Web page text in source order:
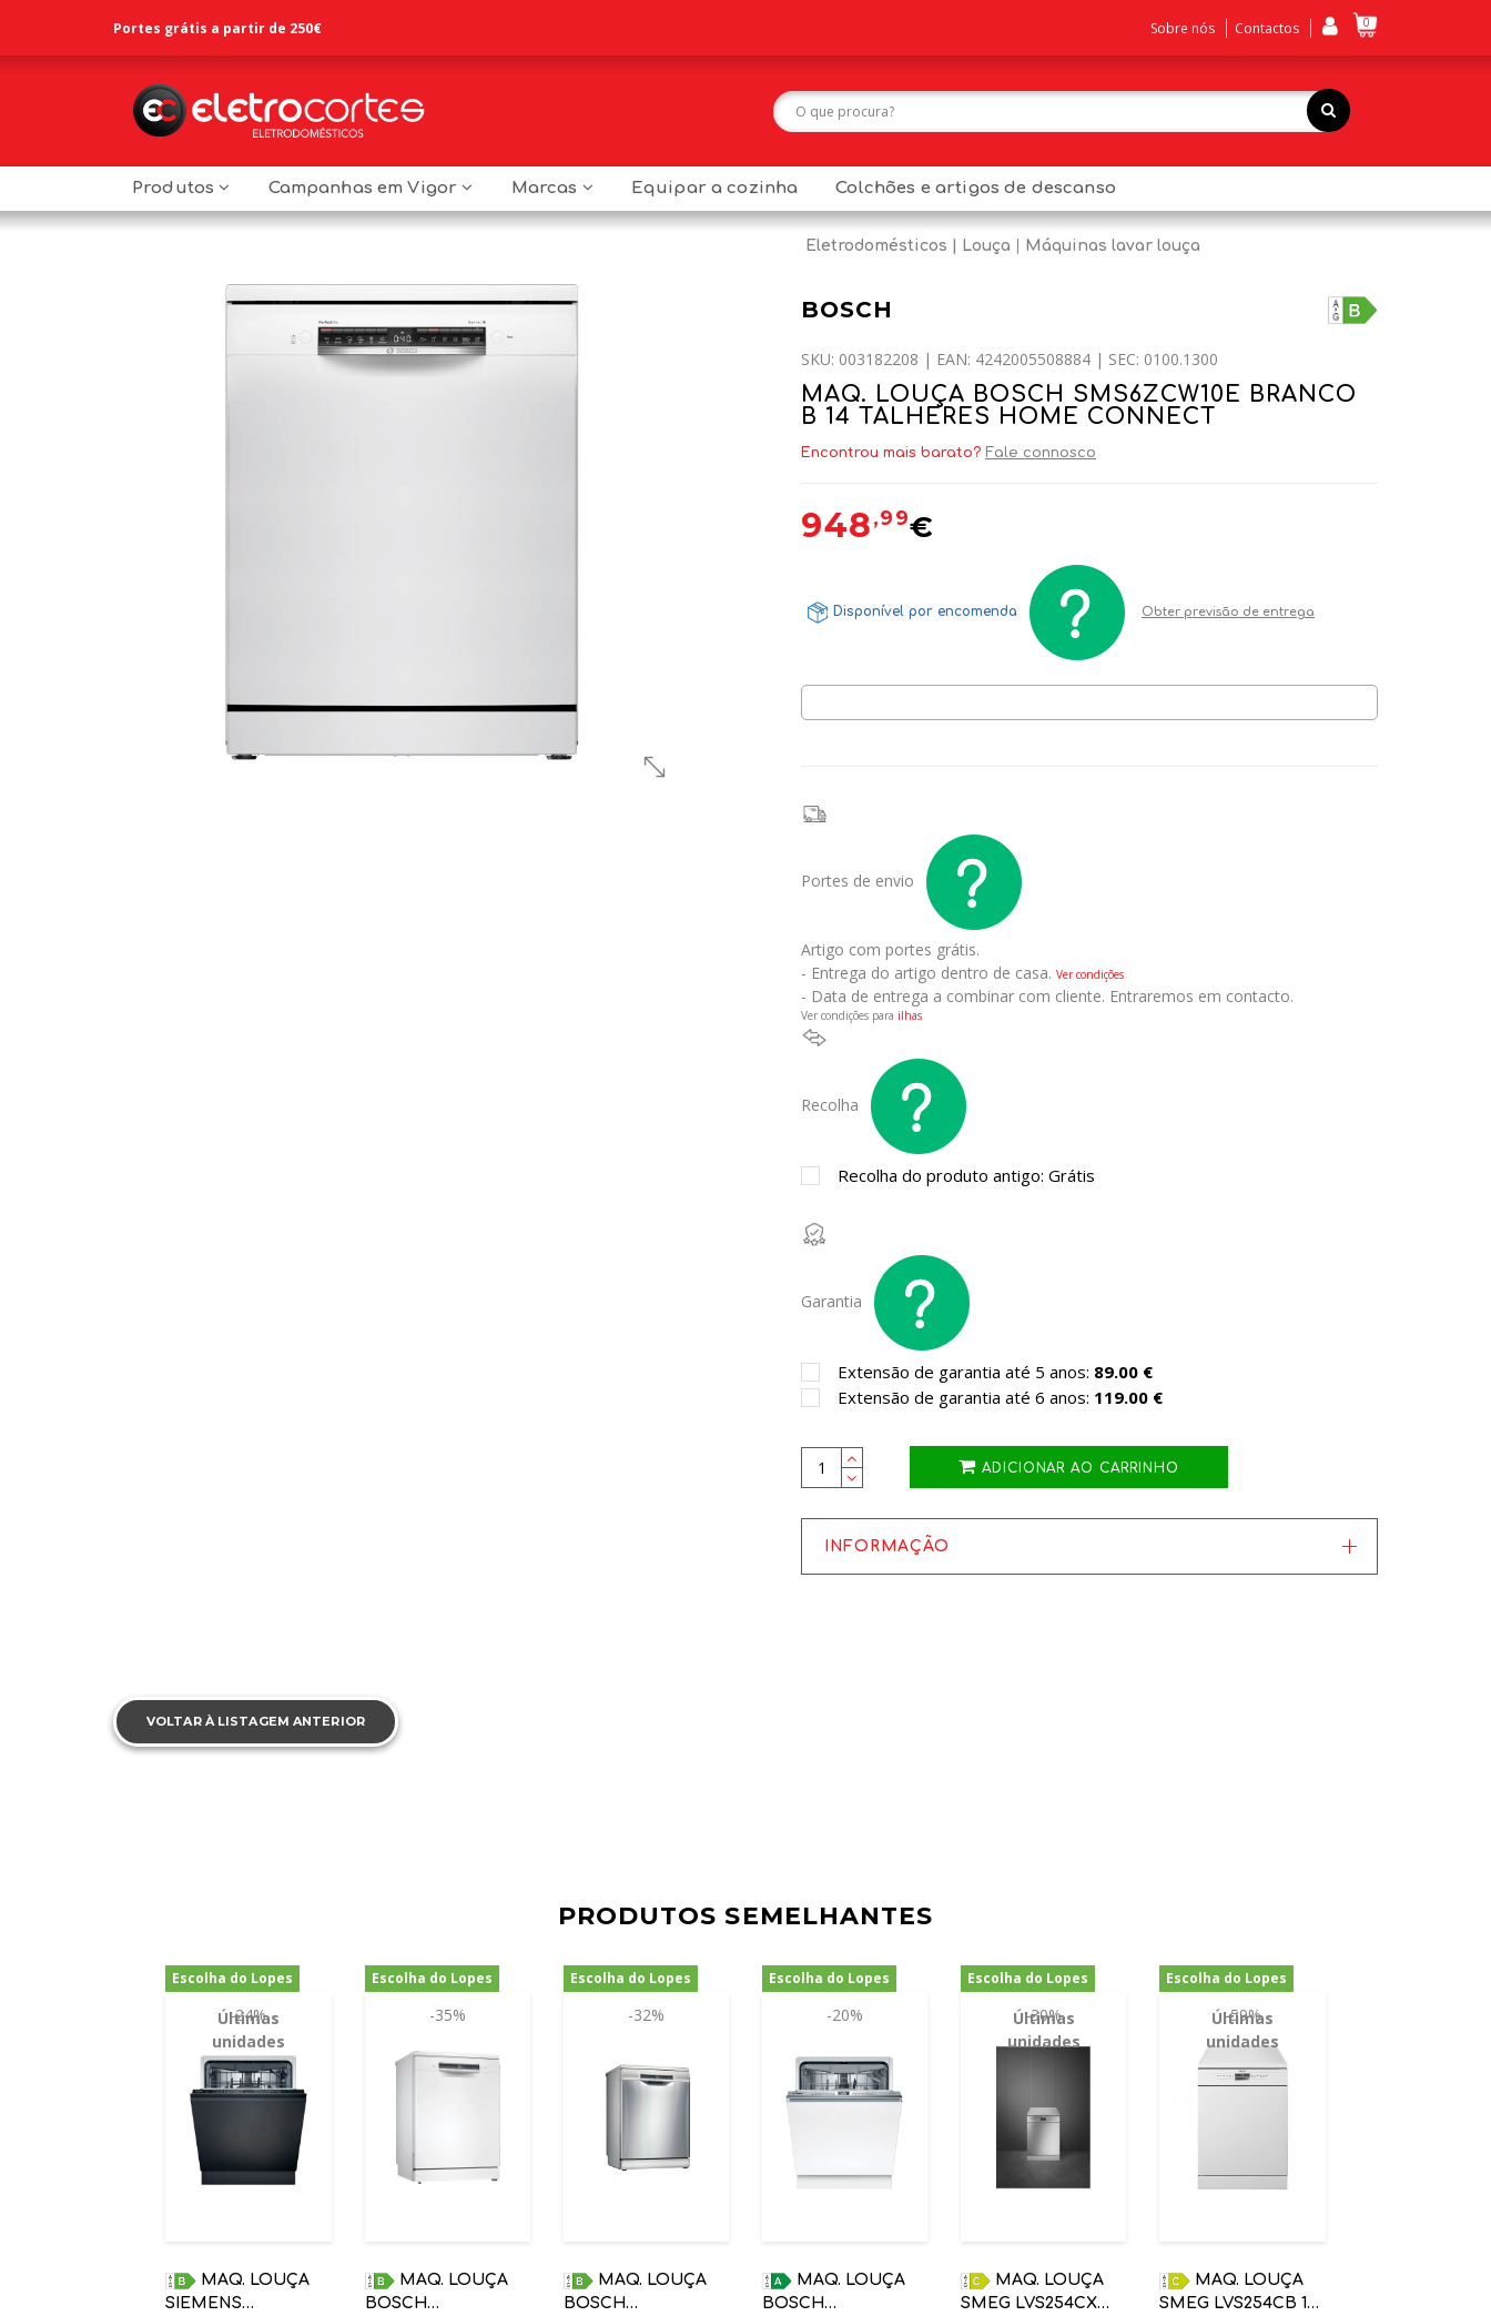
Portes grátis a partir de 250€ Sobre nós Contactos 0
Produtos Campanhas em Vigor Marcas Equipar a cozinha Colchões e artigos de descanso
Eletrodomésticos Louça Máquinas lavar louça
BOSCH
SKU: 003182208 | EAN: 4242005508884 | SEC: 0100.1300
MAQ. LOUÇA BOSCH SMS6ZCW10E BRANCO
B 14 TALHERES HOME CONNECT
Encontrou mais barato? Fale connosco
948,99€
Disponível por encomenda Obter previsão de entrega
Portes de envio
Artigo com portes grátis.
- Entrega do artigo dentro de casa. Ver condições
- Data de entrega a combinar com cliente. Entraremos em contacto.
Ver condições para ilhas
Recolha
Recolha do produto antigo: Grátis
Garantia
Extensão de garantia até 5 anos: 89.00 €
Extensão de garantia até 6 anos: 119.00 €
ADICIONAR AO CARRINHO
INFORMAÇÃO
VOLTAR À LISTAGEM ANTERIOR
PRODUTOS SEMELHANTES
Escolha do Lopes
Últimas
unidades
-24%
MAQ. LOUÇA
SIEMENS
Escolha do Lopes
-35%
MAQ. LOUÇA
BOSCH
Escolha do Lopes
-32%
BOSCH
Escolha do Lopes
-20%
BOSCH
Escolha do Lopes
Últimas
unidades
-30%
SMEG LVS254CX
Escolha do Lopes
Últimas
unidades
-59%
MAQ. LOUÇA
SMEG LVS254CB 13